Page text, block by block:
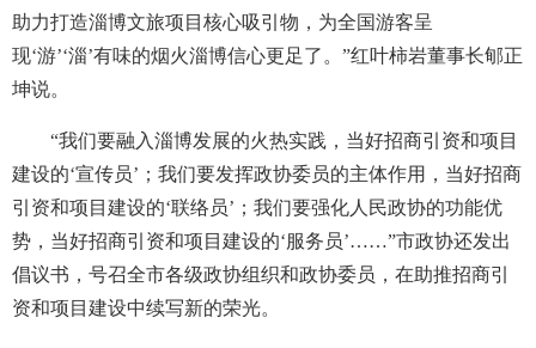
助力打造淄博文旅项目核心吸引物，为全国游客呈
现‘游’‘淄’有味的烟火淄博信心更足了。”红叶柿岩董事长郇正
坤说。
“我们要融入淄博发展的火热实践，当好招商引资和项目
建设的‘宣传员’；我们要发挥政协委员的主体作用，当好招商
引资和项目建设的‘联络员’；我们要强化人民政协的功能优
势，当好招商引资和项目建设的‘服务员’……”市政协还发出
倡议书，号召全市各级政协组织和政协委员，在助推招商引
资和项目建设中续写新的荣光。